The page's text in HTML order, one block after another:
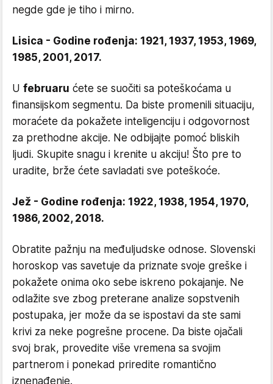
negde gde je tiho i mirno.
Lisica - Godine rođenja: 1921, 1937, 1953, 1969,
1985, 2001, 2017.
U februaru ćete se suočiti sa poteškoćama u
finansijskom segmentu. Da biste promenili situaciju,
moraćete da pokažete inteligenciju i odgovornost
za prethodne akcije. Ne odbijajte pomoć bliskih
ljudi. Skupite snagu i krenite u akciju! Što pre to
uradite, brže ćete savladati sve poteškoće.
Jež - Godine rođenja: 1922, 1938, 1954, 1970,
1986, 2002, 2018.
Obratite pažnju na međuljudske odnose. Slovenski
horoskop vas savetuje da priznate svoje greške i
pokažete onima oko sebe iskreno pokajanje. Ne
odlažite sve zbog preterane analize sopstvenih
postupaka, jer može da se ispostavi da ste sami
krivi za neke pogrešne procene. Da biste ojačali
svoj brak, provedite više vremena sa svojim
partnerom i ponekad priredite romantično
iznenađenje.